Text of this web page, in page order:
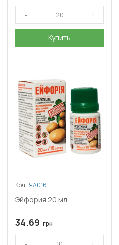
Купить
Код: ЯА016
Эйфория 20 мл
34.69 грн